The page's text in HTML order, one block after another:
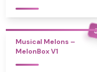
Musical Melons –
MelonBox V1